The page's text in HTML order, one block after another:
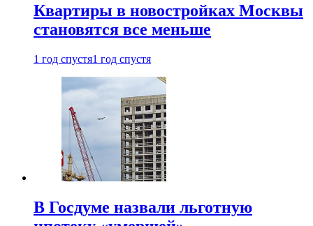
Квартиры в новостройках Москвы
становятся все меньше
1 год спустя1 год спустя
В Госдуме назвали льготную